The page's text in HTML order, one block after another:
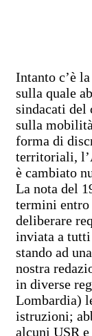
Intanto c’è
sulla quale
sindacati del
sulla
forma di
territoriali,
è cambiato
La nota del
termini
deliberare
inviata a
stando ad
nostra
in diverse
Lombardia)
istruzioni;
alcuni USR